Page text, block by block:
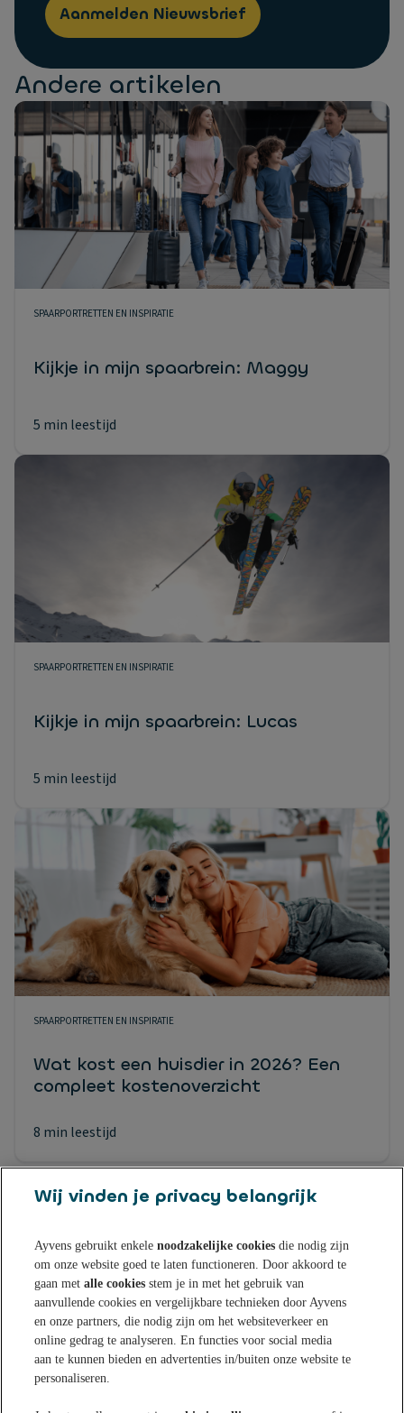
Aanmelden Nieuwsbrief
Andere artikelen
SPAARPORTRETTEN EN INSPIRATIE
Kijkje in mijn spaarbrein: Maggy
5 min leestijd
SPAARPORTRETTEN EN INSPIRATIE
Kijkje in mijn spaarbrein: Lucas
5 min leestijd
SPAARPORTRETTEN EN INSPIRATIE
Wat kost een huisdier in 2026? Een
compleet kostenoverzicht
8 min leestijd
Sparen bij Ayvens Bank
Onze Online Spaarrekening
Onze Spaarvormen
Tips & Inspiratie
Wij vinden je privacy belangrijk
Ayvens gebruikt enkelenoodzakelijke cookies die nodig zijn
om onze website goed te laten functioneren. Door akkoord te
gaan metalle cookies stem je in met het gebruik van
aanvullende cookies en vergelijkbare technieken door Ayvens
en onze partners, die nodig zijn om het websiteverkeer en
online gedrag te analyseren. En functies voor social media
aan te kunnen bieden en advertenties in/buiten onze website te
personaliseren.